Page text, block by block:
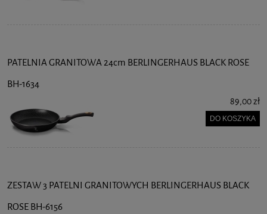
PATELNIA GRANITOWA 24cm BERLINGERHAUS BLACK ROSE
BH-1634
89,00 zł
DO KOSZYKA
ZESTAW 3 PATELNI GRANITOWYCH BERLINGERHAUS BLACK
ROSE BH-6156